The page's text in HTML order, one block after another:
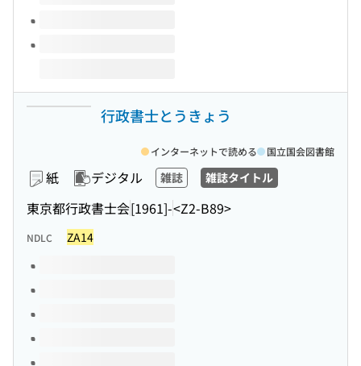
行政書士とうきょう
紙 デジタル 雑誌 雑誌タイトル
東京都行政書士会[1961]-<Z2-B89>
インターネットで読める 国立国会図書館
NDLC ZA14
このタイトルの巻号